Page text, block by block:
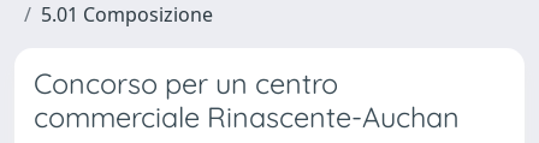
5.01 Composizione
Concorso per un centro
commerciale Rinascente-Auchan